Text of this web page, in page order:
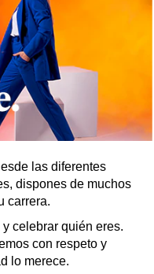
las diferentes
dispones de muchos
carrera.
celebrar quién eres.
con respeto y
lo merece.